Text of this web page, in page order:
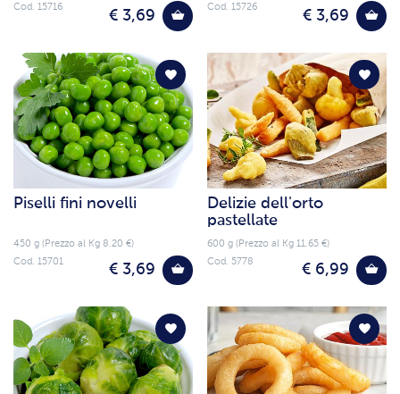
€ 3,69
Cod. 15716
€ 3,69
Cod. 15726
Piselli fini novelli
450 g (Prezzo al Kg 8.20 €)
€ 3,69
Cod. 15701
Delizie dell'orto
pastellate
600 g (Prezzo al Kg 11.65 €)
€ 6,99
Cod. 5778